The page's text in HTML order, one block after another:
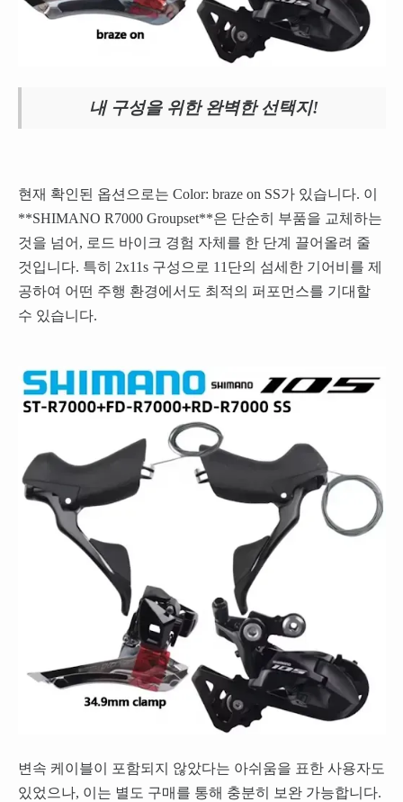
내 구성을 위한 완벽한 선택지!
현재 확인된 옵션으로는 Color: braze on SS가 있습니다. 이
**SHIMANO R7000 Groupset**은 단순히 부품을 교체하는
것을 넘어, 로드 바이크 경험 자체를 한 단계 끌어올려 줄
것입니다. 특히 2x11s 구성으로 11단의 섬세한 기어비를 제
공하여 어떤 주행 환경에서도 최적의 퍼포먼스를 기대할
수 있습니다.
변속 케이블이 포함되지 않았다는 아쉬움을 표한 사용자도
있었으나, 이는 별도 구매를 통해 충분히 보완 가능합니다.